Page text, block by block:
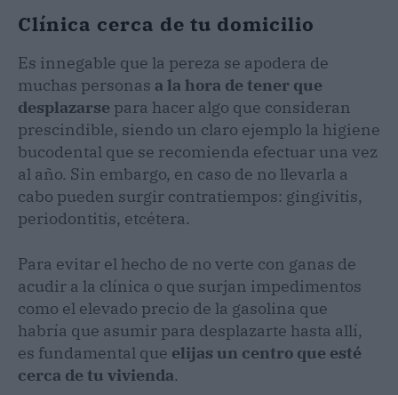
Clínica cerca de tu domicilio
Es innegable que la pereza se apodera de
muchas personas a la hora de tener que
desplazarse para hacer algo que consideran
prescindible, siendo un claro ejemplo la higiene
bucodental que se recomienda efectuar una vez
al año. Sin embargo, en caso de no llevarla a
cabo pueden surgir contratiempos: gingivitis,
periodontitis, etcétera.
Para evitar el hecho de no verte con ganas de
acudir a la clínica o que surjan impedimentos
como el elevado precio de la gasolina que
habría que asumir para desplazarte hasta allí,
es fundamental que elijas un centro que esté
cerca de tu vivienda.